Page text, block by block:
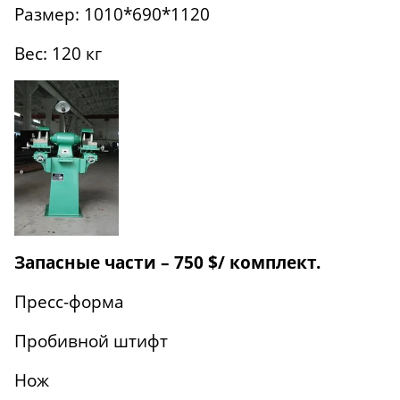
Размер: 1010*690*1120
Вес: 120 кг
Запасные части – 750 $/ комплект.
Пресс-форма
Пробивной штифт
Нож